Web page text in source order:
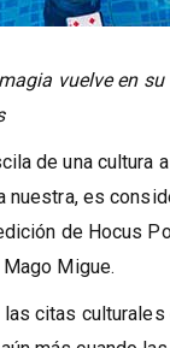
vuelve en
de una
es
de Hocus
Migue.